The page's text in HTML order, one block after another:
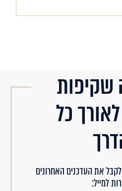
שקיפות
כל
את העדכנים האחרונים
למייל: